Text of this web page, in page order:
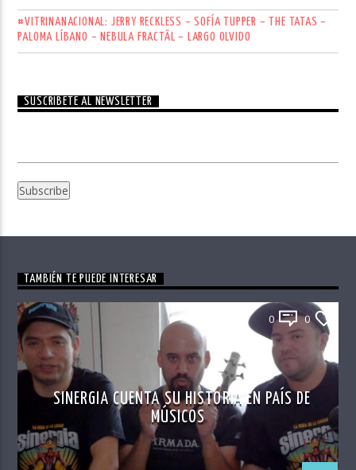
#VITRINANACIONAL: JERRY RECKLESS – SOFÍA TUPPER – THE TATAS –
PALOMA LÍBANO – NEBULA FRACTÄL – LARGO OLVIDO
SUSCRÍBETE AL NEWSLETTER
TAMBIÉN TE PUEDE INTERESAR
0 0
SINERGIA CUENTA SU HISTORIA EN PAÍS DE
MÚSICOS